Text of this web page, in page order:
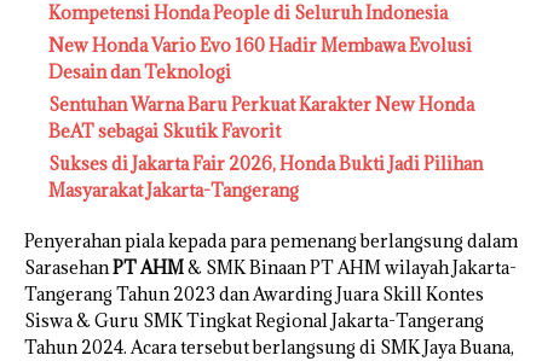
Kompetensi Honda People di Seluruh Indonesia
New Honda Vario Evo 160 Hadir Membawa Evolusi
Desain dan Teknologi
Sentuhan Warna Baru Perkuat Karakter New Honda
BeAT sebagai Skutik Favorit
Sukses di Jakarta Fair 2026, Honda Bukti Jadi Pilihan
Masyarakat Jakarta-Tangerang
Penyerahan piala kepada para pemenang berlangsung dalam
SarasehanPT AHM& SMK Binaan PT AHM wilayah Jakarta-
Tangerang Tahun 2023 dan Awarding Juara Skill Kontes
Siswa & Guru SMK Tingkat Regional Jakarta-Tangerang
Tahun 2024. Acara tersebut berlangsung di SMK Jaya Buana,